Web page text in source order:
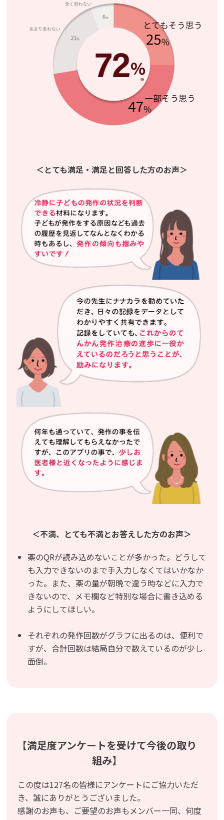
＜とても満足・満足と回答した方のお声＞
＜不満、とても不満とお答えした方のお声＞
薬のQRが読み込めないことが多かった。どうして
も入力できないのまで手入力しなくてはいかなか
った。また、薬の量が朝晩で違う時などに入力で
きないので、メモ欄など特別な場合に書き込める
ようにしてほしい。
それぞれの発作回数がグラフに出るのは、便利で
すが、合計回数は結局自分で数えているのが少し
面倒。
【満足度アンケートを受けて今後の取り
組み】
この度は127名の皆様にアンケートにご協力いただ
き、誠にありがとうございました。
感謝のお声も、ご要望のお声もメンバー一同、何度